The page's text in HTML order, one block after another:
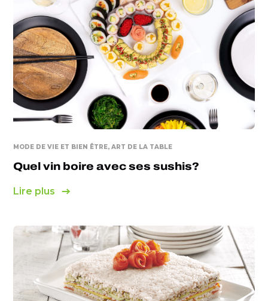
MODE DE VIE ET BIEN ÊTRE, ART DE LA TABLE
Quel vin boire avec ses sushis?
Lire plus